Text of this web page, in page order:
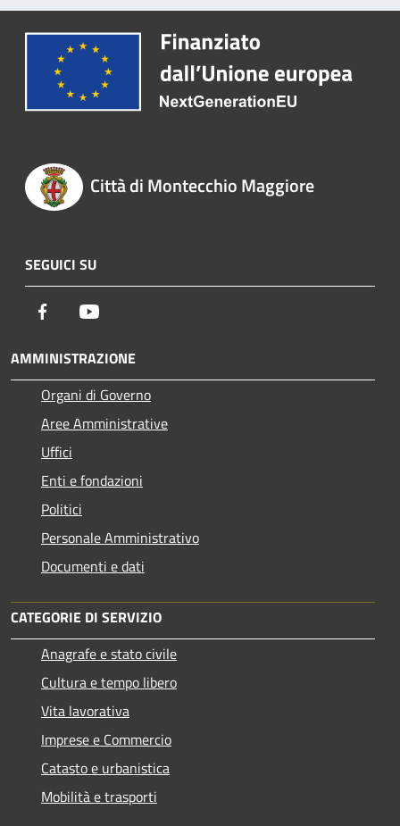
Città di Montecchio Maggiore
SEGUICI SU
Facebook
AMMINISTRAZIONE
Organi di Governo
Aree Amministrative
Uffici
Enti e fondazioni
Politici
Personale Amministrativo
Documenti e dati
CATEGORIE DI SERVIZIO
Anagrafe e stato civile
Cultura e tempo libero
Vita lavorativa
Imprese e Commercio
Catasto e urbanistica
Mobilità e trasporti